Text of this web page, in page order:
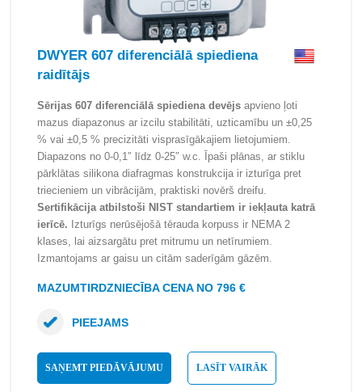
DWYER 607 diferenciālā spiediena
raidītājs
Sērijas 607 diferenciālā spiediena devējs apvieno ļoti
mazus diapazonus ar izcilu stabilitāti, uzticamību un ±0,25
% vai ±0,5 % precizitāti visprasīgākajiem lietojumiem.
Diapazons no 0-0,1″ līdz 0-25″ w.c. Īpaši plānas, ar stiklu
pārklātas silikona diafragmas konstrukcija ir izturīga pret
triecieniem un vibrācijām, praktiski novērš dreifu.
Sertifikācija atbilstoši NIST standartiem ir iekļauta katrā
ierīcē. Izturīgs nerūsējošā tērauda korpuss ir NEMA 2
klases, lai aizsargātu pret mitrumu un netīrumiem.
Izmantojams ar gaisu un citām saderīgām gāzēm.
MAZUMTIRDZNIECĪBA CENA NO 796 €
SAŅEMT PIEDĀVĀJUMU LASĪT VAIRĀK
PIEEJAMS